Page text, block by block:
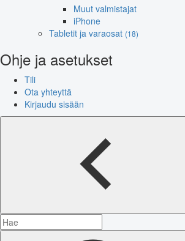
Muut valmistajat
iPhone
Tabletit ja varaosat (18)
Ohje ja asetukset
Tili
Ota yhteyttä
Kirjaudu sisään